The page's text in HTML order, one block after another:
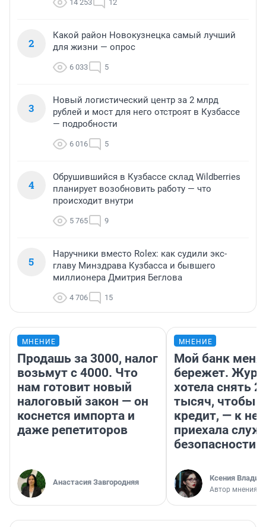
14 253 12
2
Какой район Новокузнецка самый лучший
для жизни — опрос
6 033 5
3
Новый логистический центр за 2 млрд
рублей и мост для него отстроят в Кузбассе
— подробности
6 016 5
4
Обрушившийся в Кузбассе склад Wildberries
планирует возобновить работу — что
происходит внутри
5 765 9
5
Наручники вместо Rolex: как судили экс-
главу Минздрава Кузбасса и бывшего
миллионера Дмитрия Беглова
4 706 15
МНЕНИЕ
Продашь за 3000, налог
возьмут с 4000. Что
нам готовит новый
налоговый закон — он
коснется импорта и
даже репетиторов
Анастасия Завгородняя
МНЕНИЕ
Мой банк меня
бережет.
хотела снять
тысяч, чтобы
кредит, — к
приехала
безопасности
Ксения
Автор мнения